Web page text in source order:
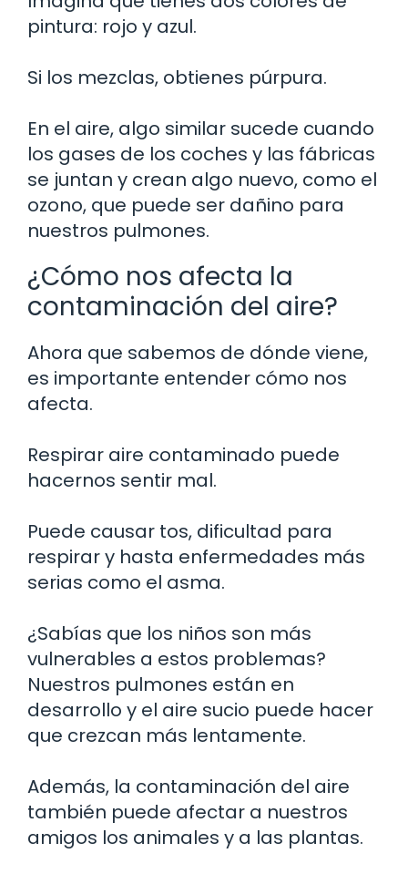
pintura: rojo y azul.
Si los mezclas, obtienes púrpura.
En el aire, algo similar sucede cuando
los gases de los coches y las fábricas
se juntan y crean algo nuevo, como el
ozono, que puede ser dañino para
nuestros pulmones.
¿Cómo nos afecta la
contaminación del aire?
Ahora que sabemos de dónde viene,
es importante entender cómo nos
afecta.
Respirar aire contaminado puede
hacernos sentir mal.
Puede causar tos, dificultad para
respirar y hasta enfermedades más
serias como el asma.
¿Sabías que los niños son más
vulnerables a estos problemas?
Nuestros pulmones están en
desarrollo y el aire sucio puede hacer
que crezcan más lentamente.
Además, la contaminación del aire
también puede afectar a nuestros
amigos los animales y a las plantas.